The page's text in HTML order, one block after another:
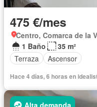
475 €/mes
Centro, Comarca de la
1 Baño
35 m²
Terraza
Ascensor
Hace 4 días, 6 horas en
Alta demanda